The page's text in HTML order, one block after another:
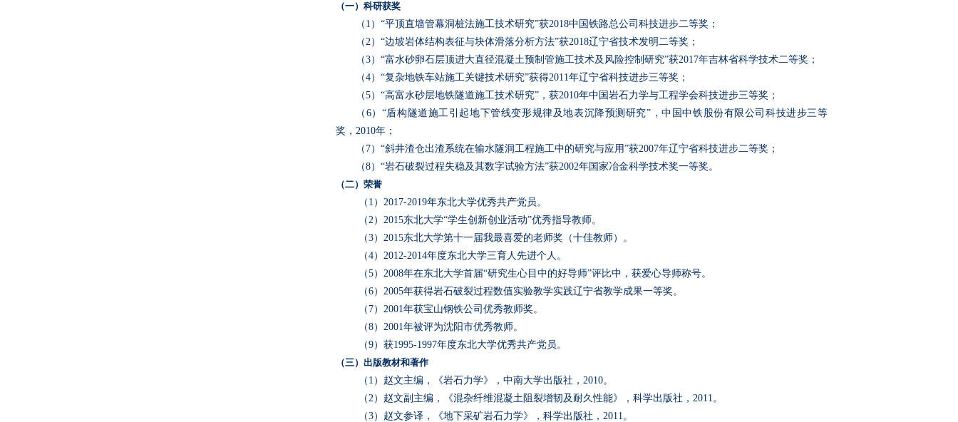
（一）科研获奖
（ 1 ）“平顶直墙管幕洞桩法施工技术研究”获2018中国铁路总公司科技进步二等奖；
（2）“边坡岩体结构表征与块体滑落分析方法”获2018辽宁省技术发明二等奖；
（3）“富水砂卵石层顶进大直径混凝土预制管施工技术及风险控制研究”获2017年吉林省科学技术二等奖；
（4）“复杂地铁车站施工关键技术研究”获得2011年辽宁省科技进步三等奖；
（5）“高富水砂层地铁隧道施工技术研究”，获2010年中国岩石力学与工程学会科技进步三等奖；
（ 6）“盾构隧道施工引起地下管线变形规律及地表沉降预测研究”，中国中铁股份有限公司科技进步三等
奖， 2010年；
（ 7）“斜井渣仓出渣系统在输水隧洞工程施工中的研究与应用”获2007年辽宁省科技进步二等奖；
（8）“岩石破裂过程失稳及其数字试验方法”获2002年国家冶金科学技术奖一等奖。
（二）荣誉
（ 1 ） 2017-2019年东北大学优秀共产党员。
（2） 2015东北大学“学生创新创业活动”优秀指导教师。
（3） 2015东北大学第十一届我最喜爱的老师奖（十佳教师）。
（4） 2012-2014年度东北大学三育人先进个人。
（5） 2008年在东北大学首届“研究生心目中的好导师”评比中，获爱心导师称号。
（6） 2005年获得岩石破裂过程数值实验教学实践辽宁省教学成果一等奖。
（ 7） 2001年获宝山钢铁公司优秀教师奖。
（8） 2001年被评为沈阳市优秀教师。
（9）获1995-1997年度东北大学优秀共产党员。
（三）出版教材和著作
（ 1 ）赵文主编，《岩石力学》，中南大学出版社， 2010。
（2）赵文副主编，《混杂纤维混凝土阻裂增韧及耐久性能》，科学出版社， 2011。
（3）赵文参译，《地下采矿岩石力学》，科学出版社， 2011。